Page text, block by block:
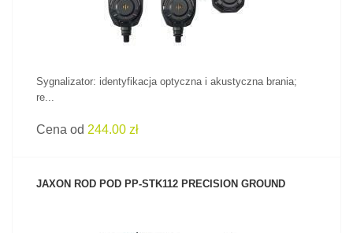
Sygnalizator: identyfikacja optyczna i akustyczna brania;
re...
Cena od 244.00 zł
JAXON ROD POD PP-STK112 PRECISION GROUND